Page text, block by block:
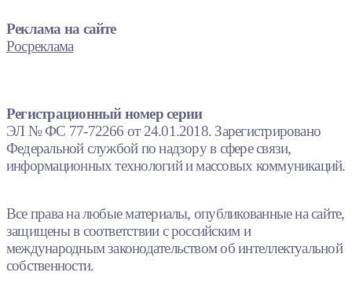
Реклама на сайте
Росреклама
Регистрационный номер серии
ЭЛ № ФС 77-72266 от 24.01.2018. Зарегистрировано
Федеральной службой по надзору в сфере связи,
информационных технологий и массовых коммуникаций.
Все права на любые материалы, опубликованные на сайте,
защищены в соответствии с российским и
международным законодательством об интеллектуальной
собственности.